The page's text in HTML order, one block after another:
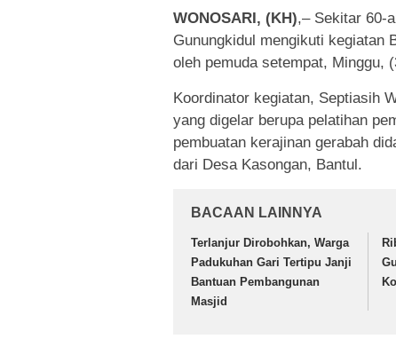
WONOSARI, (KH),– Sekitar 60-
Gunungkidul mengikuti kegiatan
oleh pemuda setempat, Minggu,
Koordinator kegiatan, Septiasih
yang digelar berupa pelatihan
pembuatan kerajinan gerabah
dari Desa Kasongan, Bantul.
BACAAN LAINNYA
Terlanjur Dirobohkan, Warga
Padukuhan Gari Tertipu Janji
Bantuan Pembangunan
Masjid